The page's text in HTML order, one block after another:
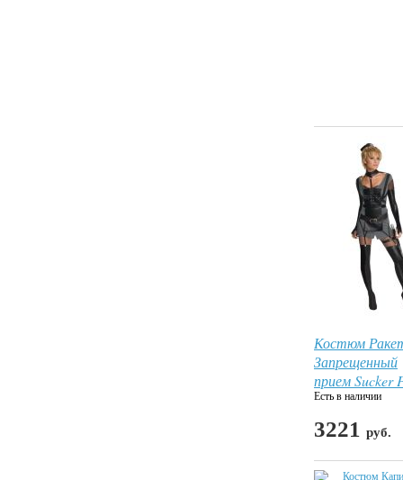
Костюм
Запрещенный
прием Sucker
Есть в наличии
3221 руб.